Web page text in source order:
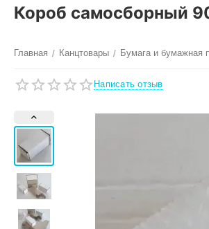
Короб самосборный
Главная / Канцтовары / Бумага и бумажная
Написать отзыв